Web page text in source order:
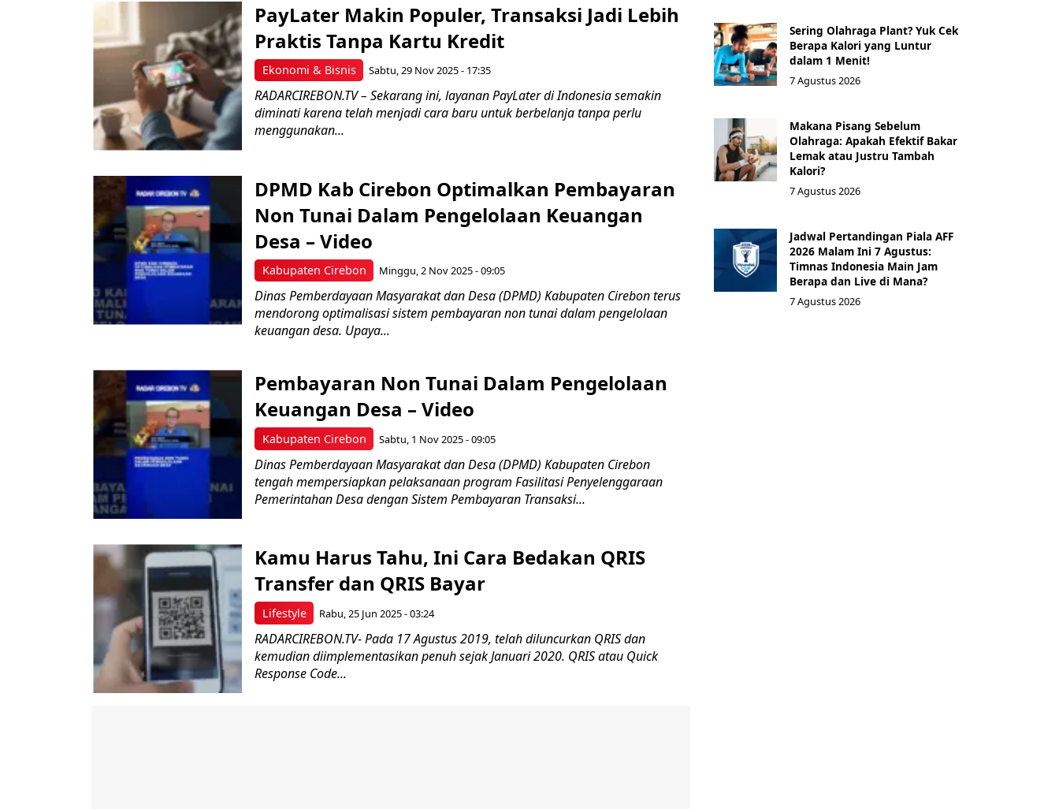
Ekonomi & Bisnis
PayLater Makin Populer, Transaksi Jadi Lebih
Praktis Tanpa Kartu Kredit
Sabtu, 29 Nov 2025 - 17:35
RADARCIREBON.TV – Sekarang ini, layanan PayLater di Indonesia semakin
diminati karena telah menjadi cara baru untuk berbelanja tanpa perlu
menggunakan...
Kabupaten Cirebon
DPMD Kab Cirebon Optimalkan Pembayaran
Non Tunai Dalam Pengelolaan Keuangan
Desa – Video
Minggu, 2 Nov 2025 - 09:05
Dinas Pemberdayaan Masyarakat dan Desa (DPMD) Kabupaten Cirebon terus
mendorong optimalisasi sistem pembayaran non tunai dalam pengelolaan
keuangan desa. Upaya...
Kabupaten Cirebon
Pembayaran Non Tunai Dalam Pengelolaan
Keuangan Desa – Video
Sabtu, 1 Nov 2025 - 09:05
Dinas Pemberdayaan Masyarakat dan Desa (DPMD) Kabupaten Cirebon
tengah mempersiapkan pelaksanaan program Fasilitasi Penyelenggaraan
Pemerintahan Desa dengan Sistem Pembayaran Transaksi...
Lifestyle
Kamu Harus Tahu, Ini Cara Bedakan QRIS
Transfer dan QRIS Bayar
Rabu, 25 Jun 2025 - 03:24
RADARCIREBON.TV- Pada 17 Agustus 2019, telah diluncurkan QRIS dan
kemudian diimplementasikan penuh sejak Januari 2020. QRIS atau Quick
Response Code...
Sering Olahraga Plant? Yuk Cek
Berapa Kalori yang Luntur
dalam 1 Menit!
7 Agustus 2026
Makana Pisang Sebelum
Olahraga: Apakah Efektif Bakar
Lemak atau Justru Tambah
Kalori?
7 Agustus 2026
Jadwal Pertandingan Piala AFF
2026 Malam Ini 7 Agustus:
Timnas Indonesia Main Jam
Berapa dan Live di Mana?
7 Agustus 2026